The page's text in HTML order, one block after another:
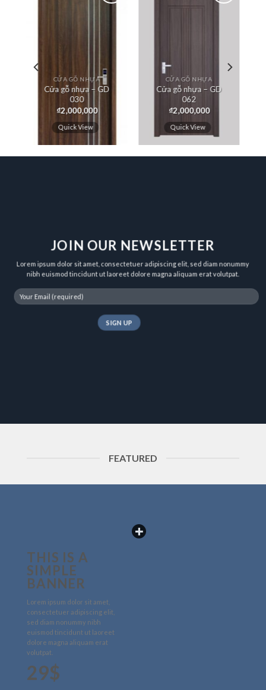
CỬA GỖ NHỰA
Cửa gỗ nhựa – GD
030
₫2,000,000
Quick View
CỬA GỖ NHỰA
Cửa gỗ nhựa – GD
062
₫2,000,000
Quick View
JOIN OUR NEWSLETTER
Lorem ipsum dolor sit amet, consectetuer adipiscing elit, sed diam nonummy
nibh euismod tincidunt ut laoreet dolore magna aliquam erat volutpat.
FEATURED
THIS IS A
SIMPLE
BANNER
Lorem ipsum dolor sit amet,
consectetuer adipiscing elit,
sed diam nonummy nibh
euismod tincidunt ut laoreet
dolore magna aliquam erat
volutpat.
29$